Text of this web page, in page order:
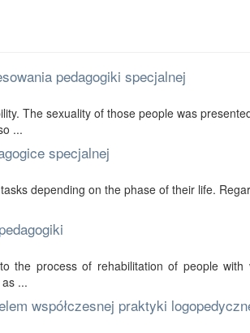
pedagogiki specjalnej
The sexuality of those people was
...
specjalnej
depending on the phase of their life.
the process of rehabilitation of people with
...
współczesnej praktyki